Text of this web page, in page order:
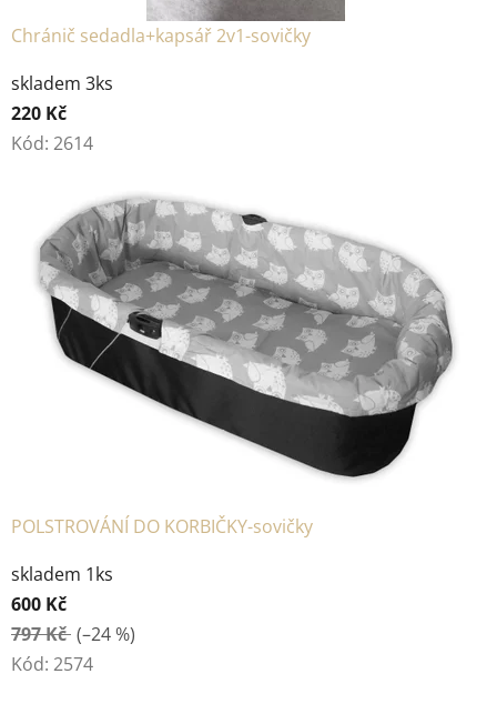
Chránič sedadla+kapsář 2v1-sovičky
skladem 3ks
220 Kč
Kód: 2614
POLSTROVÁNÍ DO KORBIČKY-sovičky
skladem 1ks
600 Kč
797 Kč (–24 %)
Kód: 2574